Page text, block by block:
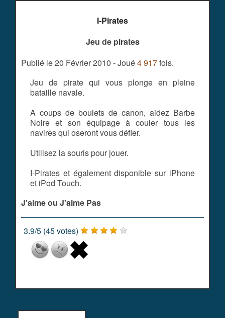
I-Pirates
Jeu de pirates
Publié le 20 Février 2010 - Joué4 917fois.
Jeu de pirate qui vous plonge en pleine
bataille navale.
A coups de boulets de canon, aidez Barbe
Noire et son équipage à couler tous les
navires qui oseront vous défier.
Utilisez la souris pour jouer.
I-Pirates et également disponible sur iPhone
et iPod Touch.
J'aime ou J'aime Pas
3.9/5 (45votes)